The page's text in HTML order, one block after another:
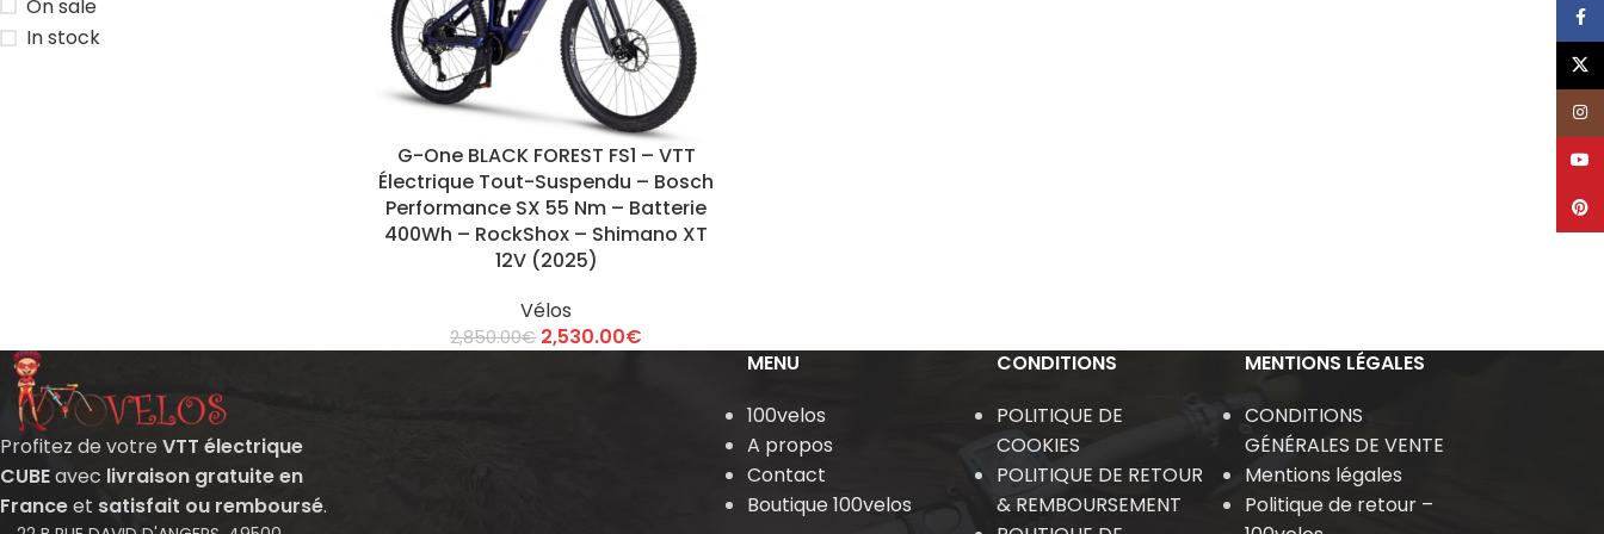
On sale
In stock
G-One BLACK FOREST FS1 – VTT
Électrique Tout-Suspendu – Bosch
Performance SX 55 Nm – Batterie
400Wh – RockShox – Shimano XT
12V (2025)
Vélos
2,850.00€ 2,530.00€
Profitez de votre VTT électrique
CUBEavec livraison gratuite en
Franceet satisfait ou remboursé.
MENU
100velos
A propos
Contact
Boutique 100velos
CONDITIONS
POLITIQUE DE
COOKIES
POLITIQUE DE RETOUR
& REMBOURSEMENT
MENTIONS LÉGALES
CONDITIONS
GÉNÉRALES DE VENTE
Mentions légales
Politique de retour –